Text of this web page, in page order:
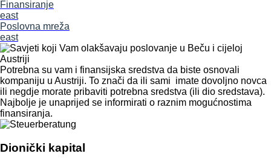
Finansiranje
east
Poslovna mreža
east
Potrebna su vam i finansijska sredstva da biste osnovali
kompaniju u Austriji. To znači da ili sami imate dovoljno novca
ili negdje morate pribaviti potrebna sredstva (ili dio sredstava).
Najbolje je unaprijed se informirati o raznim mogućnostima
finansiranja.
Dionički kapital